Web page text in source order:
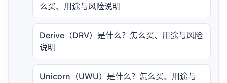
么买、用途与风险说明
Derive（DRV）是什么？怎么买、用途与风险
说明
Unicorn（UWU）是什么？怎么买、用途与